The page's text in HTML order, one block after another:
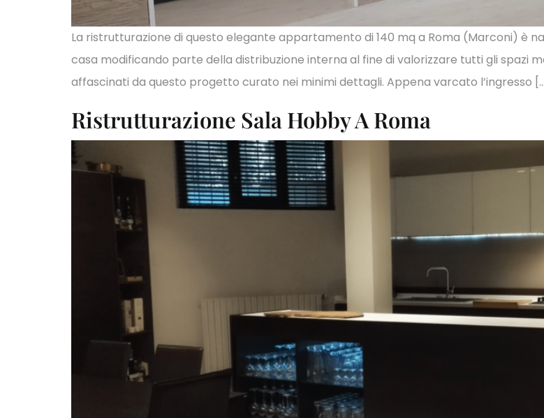
La ristrutturazione di questo elegante appartamento di 140 mq a Roma (Marconi) è
casa modificando parte della distribuzione interna al fine di valorizzare tutti gli spazi
affascinati da questo progetto curato nei minimi dettagli. Appena varcato l’ingresso […]
Ristrutturazione Sala Hobby A Roma